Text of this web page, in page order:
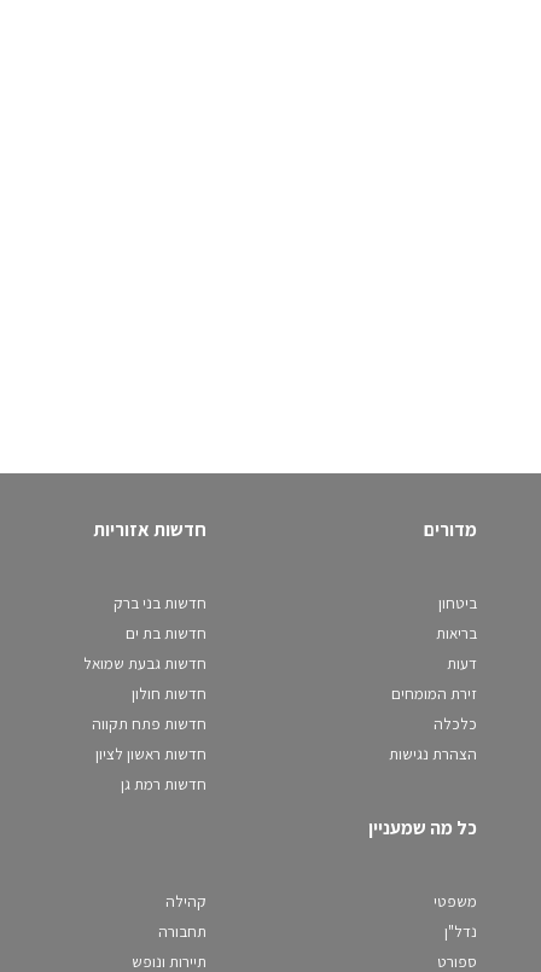
מדורים
ביטחון
בריאות
דעות
זירת המומחים
כלכלה
הצהרת נגישות
חדשות אזוריות
חדשות בני ברק
חדשות בת ים
חדשות גבעת שמואל
חדשות חולון
חדשות פתח תקווה
חדשות ראשון לציון
חדשות רמת גן
כל מה שמעניין
משפטי
נדל"ן
ספורט
קהילה
תחבורה
תיירות ונופש